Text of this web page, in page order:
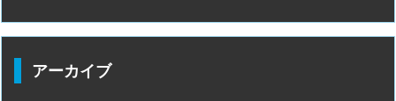
アーカイブ